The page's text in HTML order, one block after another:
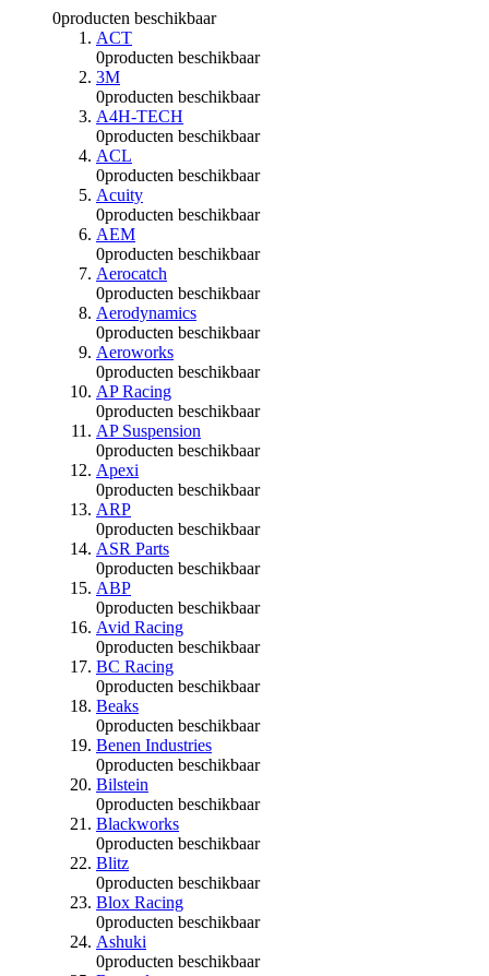
0producten beschikbaar
ACT
0producten beschikbaar
3M
0producten beschikbaar
A4H-TECH
0producten beschikbaar
ACL
0producten beschikbaar
Acuity
0producten beschikbaar
AEM
0producten beschikbaar
Aerocatch
0producten beschikbaar
Aerodynamics
0producten beschikbaar
Aeroworks
0producten beschikbaar
AP Racing
0producten beschikbaar
AP Suspension
0producten beschikbaar
Apexi
0producten beschikbaar
ARP
0producten beschikbaar
ASR Parts
0producten beschikbaar
ABP
0producten beschikbaar
Avid Racing
0producten beschikbaar
BC Racing
0producten beschikbaar
Beaks
0producten beschikbaar
Benen Industries
0producten beschikbaar
Bilstein
0producten beschikbaar
Blackworks
0producten beschikbaar
Blitz
0producten beschikbaar
Blox Racing
0producten beschikbaar
Ashuki
0producten beschikbaar